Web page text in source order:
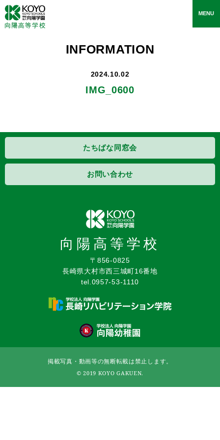
toggle
MENU
INFORMATION
2024.10.02
IMG_0600
たちばな同窓会
お問い合わせ
向陽高等学校
〒856-0825
長崎県大村市西三城町16番地
tel.0957-53-1110
掲載写真・動画等の無断転載は禁止します。
© 2019 KOYO GAKUEN.